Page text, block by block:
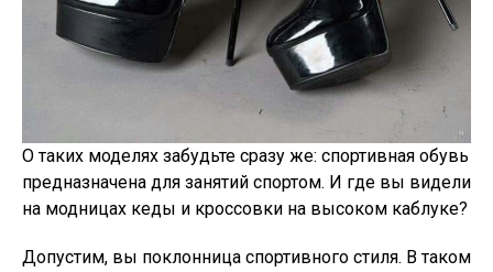
О таких моделях забудьте сразу же: спортивная обувь
предназначена для занятий спортом. И где вы видели
на модницах кеды и кроссовки на высоком каблуке?
Допустим, вы поклонница спортивного стиля. В таком